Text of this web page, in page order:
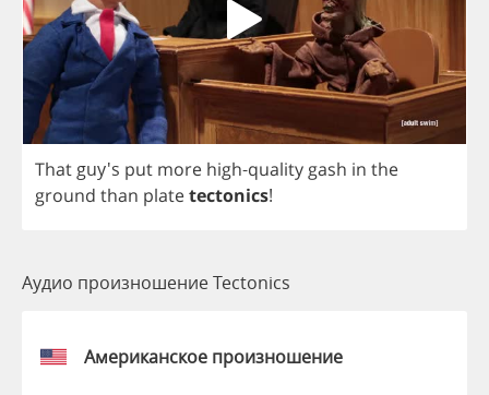
That guy's put more high-quality gash in the
ground than platetectonics!
Аудио произношение Tectonics
Американское произношение